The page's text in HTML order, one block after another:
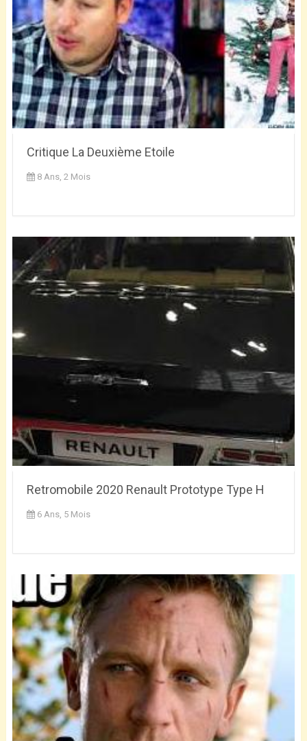
Critique La Deuxième Etoile
8 Ans, 2 Mois
Retromobile 2020 Renault Prototype Type H
6 Ans, 5 Mois